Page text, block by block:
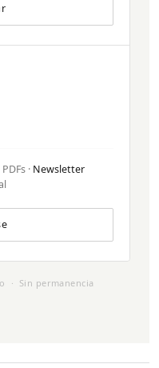
· Newsletter
· Sin permanencia